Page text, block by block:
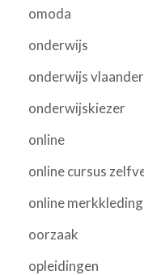
omoda
onderwijs
onderwijs
onderwijskiezer
online
online cursus
online merkkleding
oorzaak
opleidingen